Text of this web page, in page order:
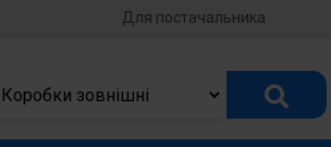
Для постачальника